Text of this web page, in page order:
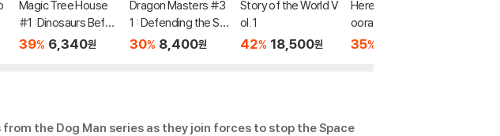
Magic Tree House
#1 :Dinosaurs Befor
e Dark
39% 6,340원
Dragon Masters #3
1 : Defending the Sw
amp Dragon (A Bran
30% 8,400원
Story of the World V
ol. 1
42% 18,500원
Here's Hank #10 : H
ooray! My Butt Left
the Bench!
35%
from the Dog Man series as they join forces to stop the Space